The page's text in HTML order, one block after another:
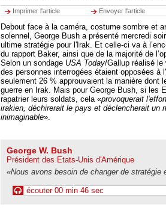
Imprimer l'article Envoyer l'article
Debout face à la caméra, costume sombre et
solennel, George Bush a présenté mercredi
ultime stratégie pour l'Irak. Et celle-ci va à
du rapport Baker, ainsi que de la majorité de
Selon un sondage USA Today/Gallup réalisé le
des personnes interrogées étaient opposées à
seulement 26 % approuvaient la manière dont
guerre en Irak. Mais pour George Bush, si les
rapatrier leurs soldats, cela «provoquerait
irakien, déchirerait le pays et déclencherait un
inimaginable».
George W. Bush
Président des Etats-Unis d'Amérique
«Nous avons besoin de changer de stratégie
écouter 00 min 46 sec